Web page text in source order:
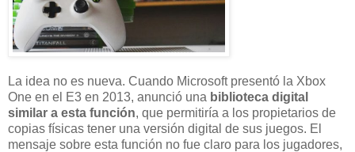
La idea no es nueva. Cuando Microsoft presentó la Xbox
One en el E3 en 2013, anunció una biblioteca digital
similar a esta función, que permitiría a los propietarios de
copias físicas tener una versión digital de sus juegos. El
mensaje sobre esta función no fue claro para los jugadores,